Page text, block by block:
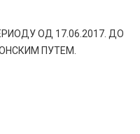
ОД 17.06.2017. ДО
ПУТЕМ.